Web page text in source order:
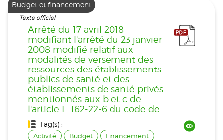
Budget et financement
Texte officiel
Arrêté du 17 avril 2018
modifiant l'arrêté du 23 janvier
2008 modifié relatif aux
modalités de versement des
ressources des établissements
publics de santé et des
établissements de santé privés
mentionnés aux b et c de
l'article L. 162-22-6 du code de...
Tag(s) :
Activité Budget
Financement